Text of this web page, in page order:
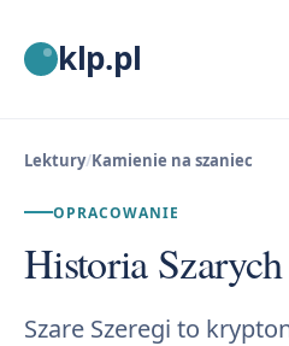
klp.pl
Lektury/Kamienie na szaniec
OPRACOWANIE
Historia
Szare Szeregi to